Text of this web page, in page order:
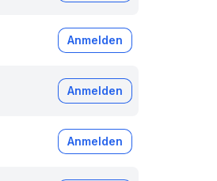
Anmelden
Anmelden
Anmelden